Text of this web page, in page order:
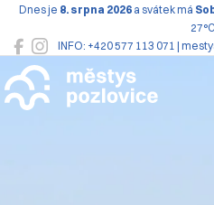
INFO: +420 577 113 071 |
Dnes je 8. srpna 2026 a svátek má
27°C
Pozlovice